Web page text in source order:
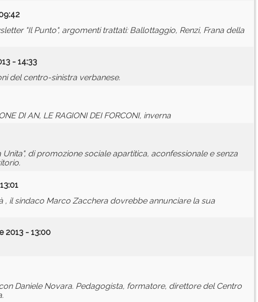
"Il Punto", argomenti trattati: Ballottaggio, Renzi, Frana della
- 14:33
del centro-sinistra verbanese.
DI AN, LE RAGIONI DEI FORCONI, inverna
di promozione sociale apartitica, aconfessionale e senza
, il sindaco Marco Zacchera dovrebbe annunciare la sua
2013 - 13:00
Daniele Novara. Pedagogista, formatore, direttore del Centro